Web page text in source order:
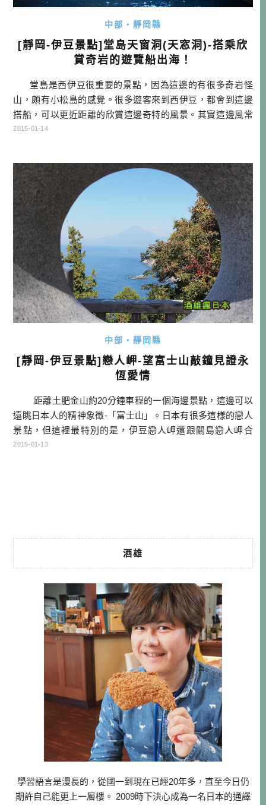
中部・靜岡縣
[靜岡-伊豆景點]堂島天窗洞(天窓洞)-搭乘欣
賞奇岩的遊覽船出海！
堂島是西伊豆很重要的景點，因為這邊的有很多奇岩怪
山，頗有小松島的感覺。很多遊客來到西伊豆，都會到這邊
搭船，可以更近距離的欣賞這邊奇特的風景。其實這邊風常
常很大，海相常常不是很好，所以開船的船長，一定要經過
為比較在近海行駛，所以才沒有停駛。但船才開出去， […]…
2015-01-14
中部・靜岡縣
[靜岡-伊豆景點]戀人岬-望富士山敲鐘見證永
恆愛情
距離土肥金山約20分鐘車程的一個海邊景點，這邊可以
遠眺日本人的精神象徵-「富士山」。日本有很多這樣的戀人
景點，但這裡最特別的是，伊豆戀人岬還跟關島戀人岬合
作，成為姊妹岬，因此才特別設一個幸福鐘在這邊。同樣的
2015-01-13
酒雄
學習語言是漫長的，從國一到現在已經20年多，直至今日仍
期許自己能更上一層樓。 2009時下決心成為一名日本的通譯